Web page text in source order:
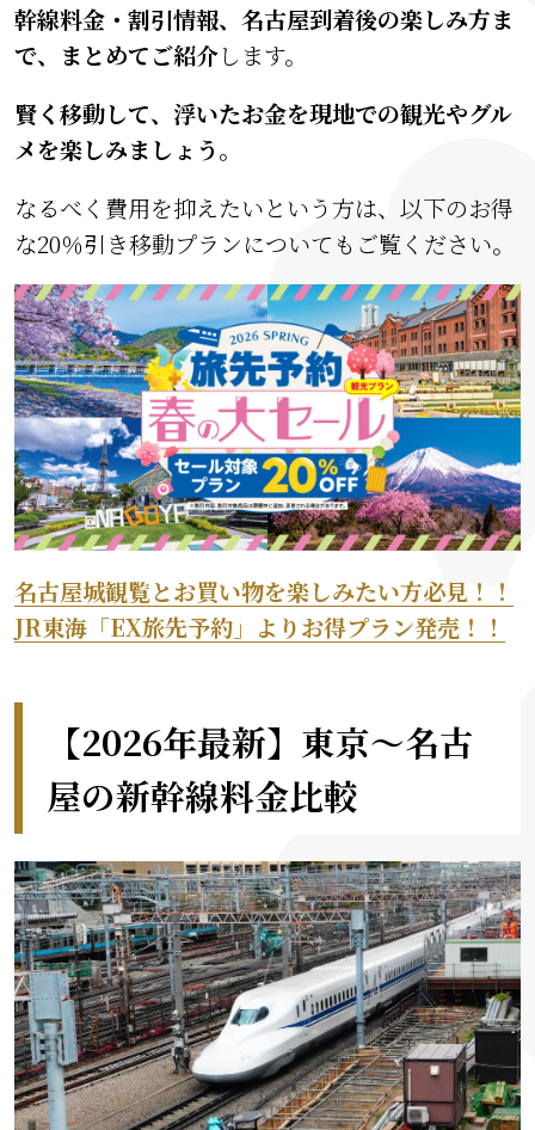
幹線料金・割引情報、名古屋到着後の楽しみ方ま
で、まとめてご紹介します。
賢く移動して、浮いたお金を現地での観光やグル
メを楽しみましょう。
なるべく費用を抑えたいという方は、以下のお得
な20％引き移動プランについてもご覧ください。
名古屋城観覧とお買い物を楽しみたい方必見！！
JR東海「EX旅先予約」よりお得プラン発売！！
【2026年最新】東京〜名古
屋の新幹線料金比較